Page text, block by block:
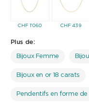
CHF1'060 CHF439
Plus de:
Bijoux Femme
Bijoux en or 18 carats
Pendentifs en forme